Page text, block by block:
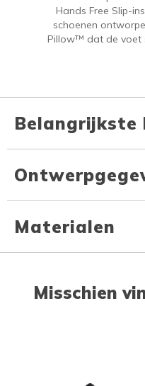
Hands Free Slip-
schoenen
Pillow™ dat de voet
Belangrijkste
Materialen
Misschien